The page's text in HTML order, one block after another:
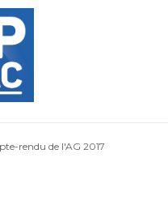
rendu de l'AG 2017